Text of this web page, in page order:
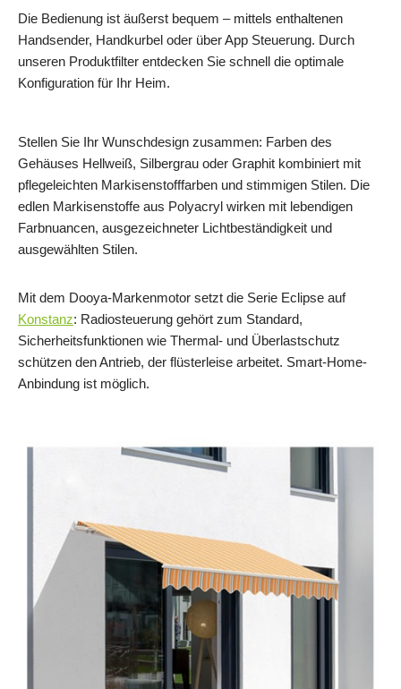
Die Bedienung ist äußerst bequem – mittels enthaltenen
Handsender, Handkurbel oder über App Steuerung. Durch
unseren Produktfilter entdecken Sie schnell die optimale
Konfiguration für Ihr Heim.
Stellen Sie Ihr Wunschdesign zusammen: Farben des
Gehäuses Hellweiß, Silbergrau oder Graphit kombiniert mit
pflegeleichten Markisenstofffarben und stimmigen Stilen. Die
edlen Markisenstoffe aus Polyacryl wirken mit lebendigen
Farbnuancen, ausgezeichneter Lichtbeständigkeit und
ausgewählten Stilen.
Mit dem Dooya-Markenmotor setzt die Serie Eclipse auf
Konstanz: Radiosteuerung gehört zum Standard,
Sicherheitsfunktionen wie Thermal- und Überlastschutz
schützen den Antrieb, der flüsterleise arbeitet. Smart-Home-
Anbindung ist möglich.